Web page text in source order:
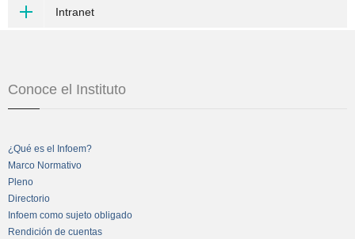
Intranet
Conoce el Instituto
¿Qué es el Infoem?
Marco Normativo
Pleno
Directorio
Infoem como sujeto obligado
Rendición de cuentas